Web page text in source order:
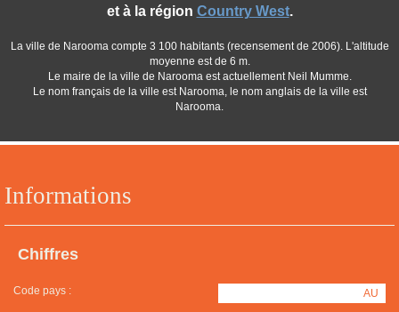
Informations
Chiffres
Code pays : AU
et à la région Country West.
La ville de Narooma compte 3 100 habitants (recensement de 2006). L'altitude
moyenne est de 6 m.
Le maire de la ville de Narooma est actuellement Neil Mumme.
Le nom français de la ville est Narooma, le nom anglais de la ville est
Narooma.